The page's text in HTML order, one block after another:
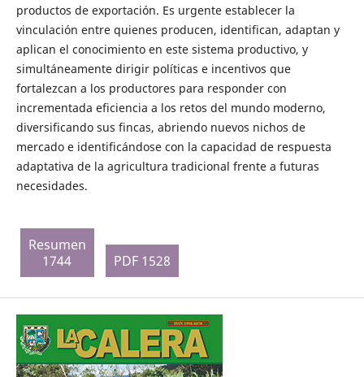
productos de exportación. Es urgente establecer la
vinculación entre quienes producen, identifican, adaptan y
aplican el conocimiento en este sistema productivo, y
simultáneamente dirigir políticas e incentivos que
fortalezcan a los productores para responder con
incrementada eficiencia a los retos del mundo moderno,
diversificando sus fincas, abriendo nuevos nichos de
mercado e identificándose con la capacidad de respuesta
adaptativa de la agricultura tradicional frente a futuras
necesidades.
Resumen
1744
PDF 1528